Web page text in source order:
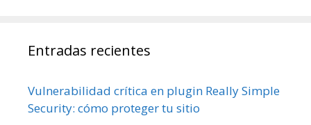
Entradas recientes
Vulnerabilidad crítica en plugin Really Simple
Security: cómo proteger tu sitio